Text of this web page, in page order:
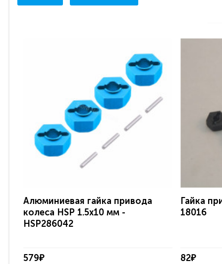
Алюминиевая гайка привода
колеса HSP 1.5x10 мм -
HSP286042
579₽
Гайка
18016
82₽